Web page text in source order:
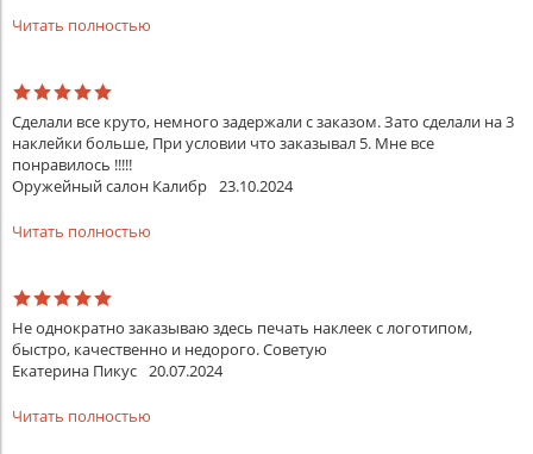
Читать полностью
Сделали все круто, немного задержали с заказом. Зато сделали на 3
наклейки больше, При условии что заказывал 5. Мне все
понравилось !!!!!
Оружейный салон Калибр 23.10.2024
Читать полностью
Не однократно заказываю здесь печать наклеек с логотипом,
быстро, качественно и недорого. Советую
Екатерина Пикус 20.07.2024
Читать полностью